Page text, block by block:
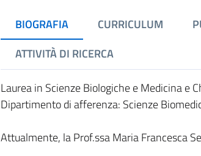
BIOGRAFIA CURRICULUM
ATTIVITÀ DI RICERCA
Laurea in Scienze Biologiche e Medicina e
Dipartimento di afferenza: Scienze
Attualmente, la Prof.ssa Maria Francesca